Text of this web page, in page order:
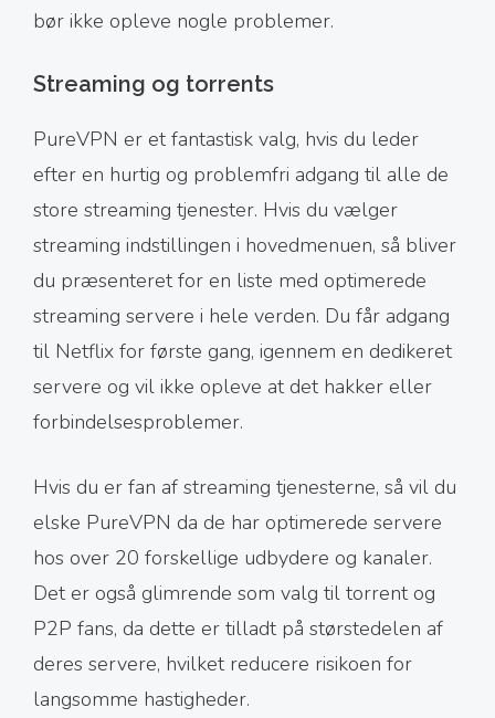
bør ikke opleve nogle problemer.
Streaming og torrents
PureVPN er et fantastisk valg, hvis du leder
efter en hurtig og problemfri adgang til alle de
store streaming tjenester. Hvis du vælger
streaming indstillingen i hovedmenuen, så bliver
du præsenteret for en liste med optimerede
streaming servere i hele verden. Du får adgang
til Netflix for første gang, igennem en dedikeret
servere og vil ikke opleve at det hakker eller
forbindelsesproblemer.
Hvis du er fan af streaming tjenesterne, så vil du
elske PureVPN da de har optimerede servere
hos over 20 forskellige udbydere og kanaler.
Det er også glimrende som valg til torrent og
P2P fans, da dette er tilladt på størstedelen af
deres servere, hvilket reducere risikoen for
langsomme hastigheder.